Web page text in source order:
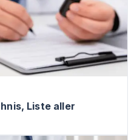
Liste aller